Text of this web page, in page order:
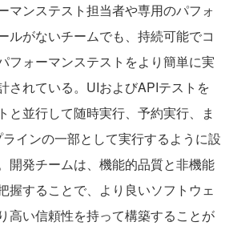
マンステスト担当者や専用のパフォ
ルがないチームでも、持続可能でコ
フォーマンステストをより簡単に実
されている。UIおよびAPIテストを
と並行して随時実行、予約実行、ま
インの一部として実行するように設
開発チームは、機能的品質と非機能
握することで、より良いソフトウェ
高い信頼性を持って構築することが